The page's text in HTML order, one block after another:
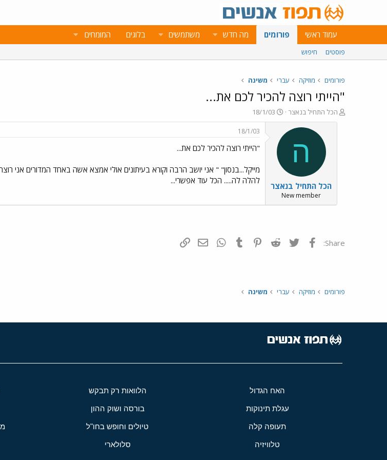
עמוד ראשי פורומים מה חדש משתמשים בלוגים המומחים
פוסטים חיפוש
פורומים מוזיקה עברי משינה
"הייתי רוצה להכיר לכם את...
פ
ו
הכל התחיל בנאצר
פ
ו
ר
ך
18/1/03
ה
הכל התחיל בנאצר
New member
18/1/03
"הייתי רוצה להכיר לכם את...
מייקל...בנסון" " אני יושב הרבה וקורא בעיתונים אולי אמצא אשה באחד המדורים אני
להלה לה..... הכל עוד אפשרי...
Share: פייסבוק Twitter
Reddit
Pinterest
Tumblr
WhatsAppדואר אלקטרוני
פורומים מוזיקה עברי משינה
האח הגדול הלוואות רק תבקש
עגלת תינוקות בורסה ושוק ההון
תעופה קלה טיולים וחופש בחו"ל
טלוויזיה סלולארי